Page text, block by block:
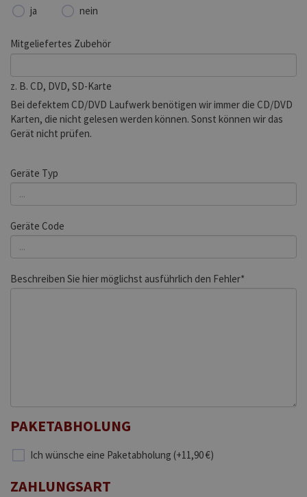
ja
nein
Mitgeliefertes Zubehör
z. B. CD, DVD, SD-Karte
Bei defektem CD/DVD Laufwerk benötigen wir immer die CD/DVD
Karten, die nicht gelesen werden können. Sonst können wir das
Gerät nicht prüfen.
Geräte Typ
Geräte Code
Beschreiben Sie hier möglichst ausführlich den Fehler*
PAKETABHOLUNG
Ich wünsche eine Paketabholung (+11,90 €)
ZAHLUNGSART